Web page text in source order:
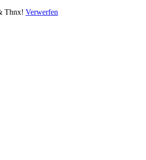
Thnx! Verwerfen